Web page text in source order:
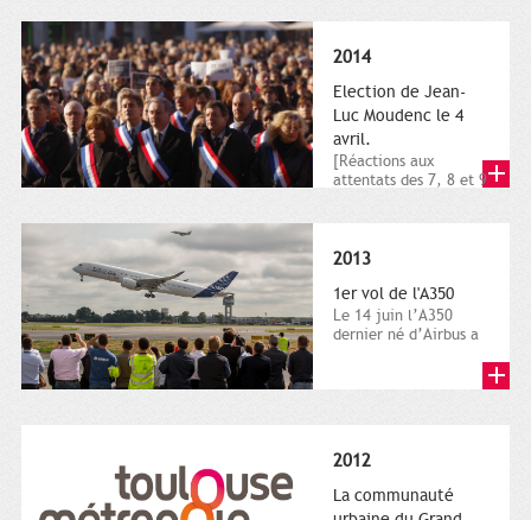
2014
Election de Jean-
Luc Moudenc le 4
avril.
[Réactions aux
attentats des 7, 8 et 9
2013
1er vol de l'A350
Le 14 juin l’A350
dernier né d’Airbus a
2012
La communauté